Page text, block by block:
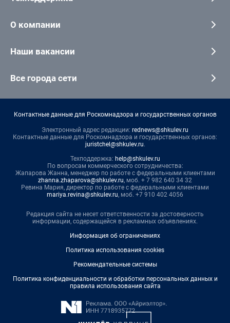
О компании
Наши вакансии
Все города сети
Контактные данные для Роскомнадзора и государственных органов
Электронный адрес редакции: rednews@shkulev.ru
Контактные данные для Роскомнадзора и государственных органов:
juristchel@shkulev.ru.
Техподдержка: help@shkulev.ru
По вопросам коммерческого сотрудничества:
Жапарова Жанна, менеджер по работе с федеральными клиентами
zhanna.zhaparova@shkulev.ru, моб. + 7 982 640 34 32
Ревина Мария, директор по работе с федеральными клиентами
mariya.revina@shkulev.ru, моб. +7 910 402 4056
Редакция сайта не несет ответственности за достоверность
информации, содержащейся в рекламных объявлениях.
Информация об ограничениях
Политика использования cookies
Рекомендательные системы
Политика конфиденциальности и обработки персональных данных и
правила использования сайта